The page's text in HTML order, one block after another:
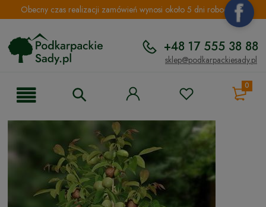
Obecny czas realizacji zamówień wynosi około 5 dni roboczych.
+48 17 555 38 88
sklep@podkarpackiesady.pl
0